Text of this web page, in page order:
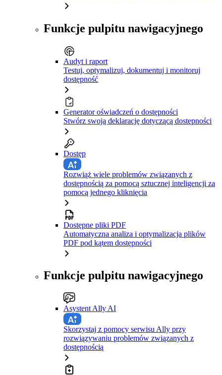
Funkcje pulpitu nawigacyjnego
Audyt i raport
Testuj, optymalizuj, dokumentuj i monitoruj
dostępność
Generator oświadczeń o dostępności
Stwórz swoją deklarację dotyczącą dostępności
Dostęp
Rozwiąż wiele problemów związanych z
dostępnością za pomocą sztucznej inteligencji za
pomocą jednego kliknięcia
Dostępne pliki PDF
Automatyczna analiza i optymalizacja plików
PDF pod kątem dostępności
Funkcje pulpitu nawigacyjnego
Asystent Ally AI
Skorzystaj z pomocy serwisu Ally przy
rozwiązywaniu problemów związanych z
dostępnością